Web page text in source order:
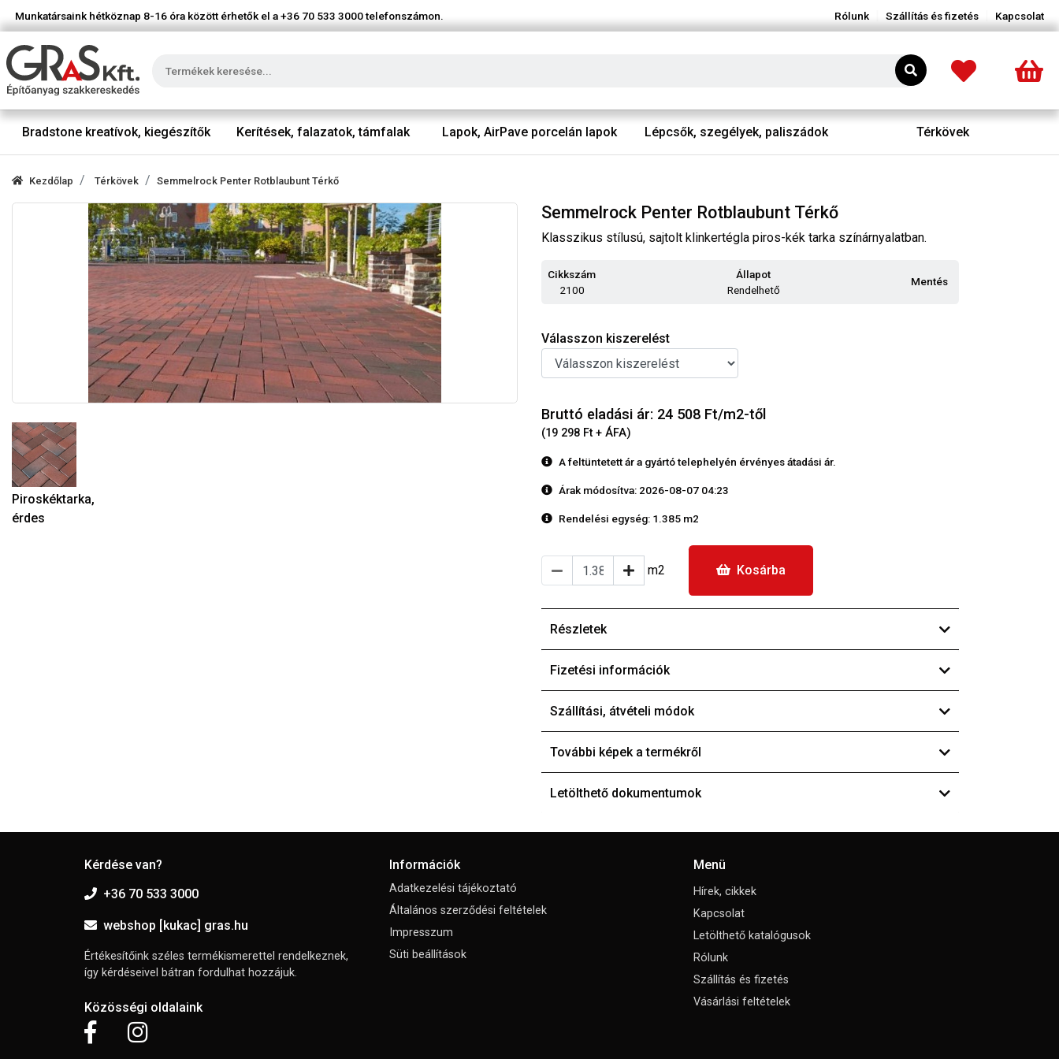
Munkatársaink hétköznap 8-16 óra között érhetők el a+36 70 533 3000telefonszámon. Rólunk Szállítás és fizetés Kapcsolat
Bradstone kreatívok, kiegészítők Kerítések, falazatok, támfalak Lapok, AirPave porcelán lapok Lépcsők, szegélyek, paliszádok Térkövek
Kezdőlap Térkövek Semmelrock Penter Rotblaubunt Térkő
Piroskéktarka,
érdes
Semmelrock Penter Rotblaubunt Térkő
Klasszikus stílusú, sajtolt klinkertégla piros-kék tarka színárnyalatban.
Cikkszám
2100
Állapot
Rendelhető
Mentés
Válasszon kiszerelést
Bruttó eladási ár: 24 508 Ft/m2-től
(19 298 Ft + ÁFA)
A feltüntetett ár a gyártó telephelyén érvényes átadási ár.
Árak módosítva: 2026-08-07 04:23
Rendelési egység: 1.385 m2
m2 Kosárba
Részletek
Fizetési információk
Szállítási, átvételi módok
További képek a termékről
Letölthető dokumentumok
Kérdése van?
+36 70 533 3000
webshop [kukac] gras.hu
Értékesítőink széles termékismerettel rendelkeznek,
így kérdéseivel bátran fordulhat hozzájuk.
Közösségi oldalaink
Információk
Adatkezelési tájékoztató
Általános szerződési feltételek
Impresszum
Süti beállítások
Menü
Hírek, cikkek
Kapcsolat
Letölthető katalógusok
Rólunk
Szállítás és fizetés
Vásárlási feltételek